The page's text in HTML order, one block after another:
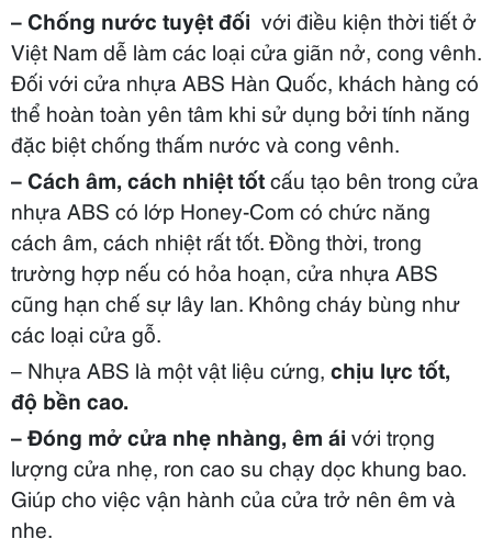
– Chống nước tuyệt đối với điều kiện thời tiết ở
Việt Nam dễ làm các loại cửa giãn nở, cong vênh.
Đối với cửa nhựa ABS Hàn Quốc, khách hàng có
thể hoàn toàn yên tâm khi sử dụng bởi tính năng
đặc biệt chống thấm nước và cong vênh.
– Cách âm, cách nhiệt tốtcấu tạo bên trong cửa
nhựa ABS có lớp Honey-Com có chức năng
cách âm, cách nhiệt rất tốt. Đồng thời, trong
trường hợp nếu có hỏa hoạn, cửa nhựa ABS
cũng hạn chế sự lây lan. Không cháy bùng như
các loại cửa gỗ.
– Nhựa ABS là một vật liệu cứng, chịu lực tốt,
độ bền cao.
– Đóng mở cửa nhẹ nhàng, êm ái với trọng
lượng cửa nhẹ, ron cao su chạy dọc khung bao.
Giúp cho việc vận hành của cửa trở nên êm và
nhẹ.